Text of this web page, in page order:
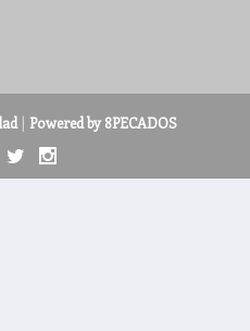
| Powered by 8PECADOS